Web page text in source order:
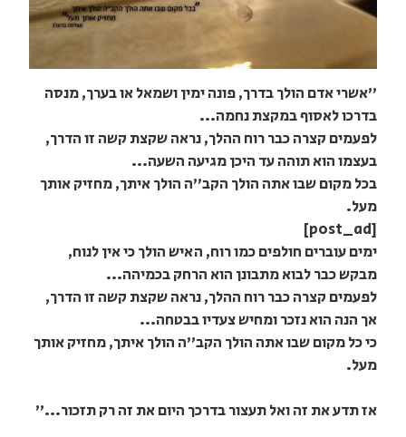
"אשרי אדם הולך בדרך, פונה ימין ושמאל או בערך, מנסה
בדרכו לאסוף במקצת נחמה...
לפעמים קצרה כבר רוח ההלך, נראה שקצת קשה זו הדרך,
בעצמו הוא תוהה עד היכן מגיעה השעה...
בכל מקום שבו אתה הולך הקב"ה הולך איתך, מחזיק אותך
מעל.
[post_ad]
ימים עוברים חולפים כמו רוח, האיש הולך כי אין לנוח,
מבקש כבר לבוא מתבונן הוא הרחק בכמיהה...
לפעמים קצרה כבר רוח ההלך, נראה שקצת קשה זו הדרך,
אך הנה הוא נזכר ומחיש צעדיו בבטחה...
כי כל מקום שבו אתה הולך הקב"ה הולך איתך, מחזיק אותך
מעל.
אז תדע את זה ואל תעצור בדרכך היום את זה רק תזכור..."